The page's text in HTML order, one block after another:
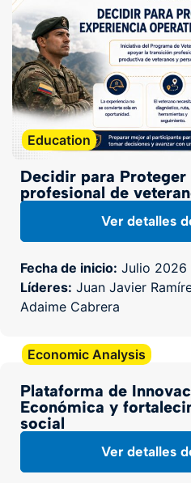
Education
Decidir para Proteger
profesional de
Ver detalles
Fecha de inicio: Julio 2026
Líderes: Juan Javier
Adaime Cabrera
Economic Analysis
Plataforma de
Económica y
social
Ver detalles